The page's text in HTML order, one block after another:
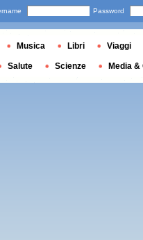
Password
Musica Libri Viaggi
Salute Scienze Media &